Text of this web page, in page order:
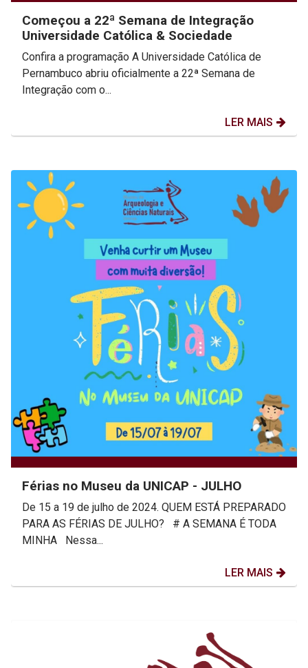
Começou a 22ª Semana de Integração
Universidade Católica & Sociedade
Confira a programação A Universidade Católica de
Pernambuco abriu oficialmente a 22ª Semana de
Integração com o...
LER MAIS
Férias no Museu da UNICAP - JULHO
De 15 a 19 de julho de 2024. QUEM ESTÁ PREPARADO
PARA AS FÉRIAS DE JULHO? # A SEMANA É TODA
MINHA Nessa...
LER MAIS